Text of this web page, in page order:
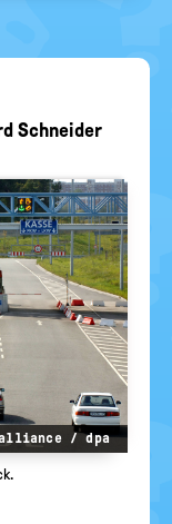
Schneider
/ dpa